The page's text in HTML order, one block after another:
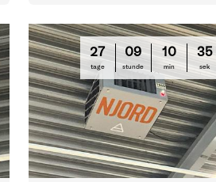
27
tage
09
stunde
10
min
33
sek